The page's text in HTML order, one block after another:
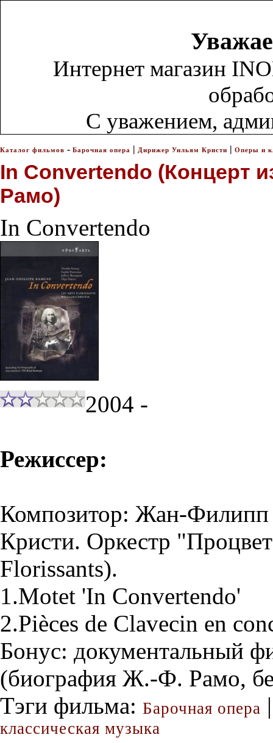
Интернет магазин
С уважением,
Каталог фильмов - Барочная опера | Дирижер Уильям Кристи | Оперы и
In Convertendo (Концерт
Рамо)
In Convertendo
2004 -
Режиссер:
Композитор: Жан-
Кристи. Оркестр
Florissants).
1.Motet 'In Convertendo'
2.Pièces de Clavecin en
Бонус: документальный
(биография Ж.-Ф. Рамо,
Тэги фильма: Барочная опера |
классическая музыка